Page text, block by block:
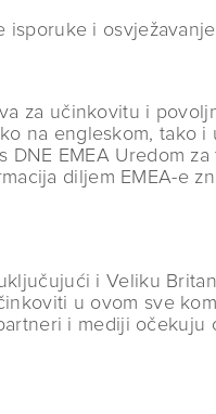
isporuke i
za učinkovitu i
na engleskom, tako i
EMEA Uredom
diljem EMEA-e
i Veliku
u ovom sve
i mediji očekuju